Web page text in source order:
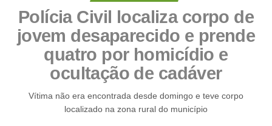
Polícia Civil localiza corpo de
jovem desaparecido e prende
quatro por homicídio e
ocultação de cadáver
Vítima não era encontrada desde domingo e teve corpo
localizado na zona rural do município